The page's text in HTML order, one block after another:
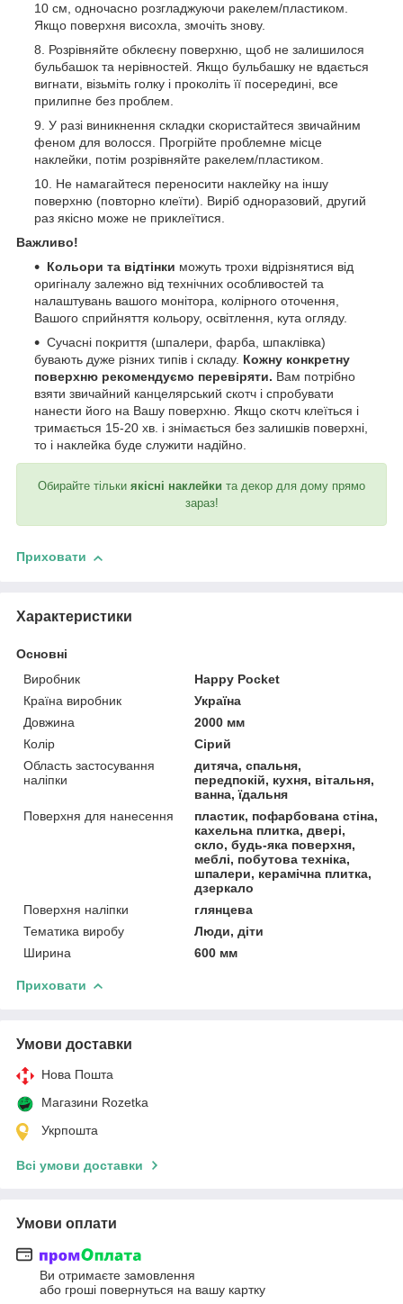
10 см, одночасно розгладжуючи ракелем/пластиком.
Якщо поверхня висохла, змочіть знову.
Розрівняйте обклеєну поверхню, щоб не залишилося
бульбашок та нерівностей. Якщо бульбашку не вдається
вигнати, візьміть голку і проколіть її посередині, все
прилипне без проблем.
У разі виникнення складки скористайтеся звичайним
феном для волосся. Прогрійте проблемне місце
наклейки, потім розрівняйте ракелем/пластиком.
Не намагайтеся переносити наклейку на іншу
поверхню (повторно клеїти). Виріб одноразовий, другий
раз якісно може не приклеїтися.
Важливо!
Кольори та відтінки можуть трохи відрізнятися від
оригіналу залежно від технічних особливостей та
налаштувань вашого монітора, колірного оточення,
Вашого сприйняття кольору, освітлення, кута огляду.
Сучасні покриття (шпалери, фарба, шпаклівка)
бувають дуже різних типів і складу. Кожну конкретну
поверхню рекомендуємо перевіряти. Вам потрібно
взяти звичайний канцелярський скотч і спробувати
нанести його на Вашу поверхню. Якщо скотч клеїться і
тримається 15-20 хв. і знімається без залишків поверхні,
то і наклейка буде служити надійно.
Обирайте тільки якісні наклейки та декор для дому прямо
зараз!
Приховати
Характеристики
Основні
Виробник
Happy Pocket
Країна виробник
Україна
Довжина
2000 мм
Колір
Сірий
Область застосування
наліпки
дитяча, спальня,
передпокій, кухня, вітальня,
ванна, їдальня
Поверхня для нанесення
пластик, пофарбована стіна,
кахельна плитка, двері,
скло, будь-яка поверхня,
меблі, побутова техніка,
шпалери, керамічна плитка,
дзеркало
Поверхня наліпки
глянцева
Тематика виробу
Люди, діти
Ширина
600 мм
Приховати
Умови доставки
Нова Пошта
Магазини Rozetka
Укрпошта
Всі умови доставки
Умови оплати
Ви отримаєте замовлення
або гроші повернуться на вашу картку